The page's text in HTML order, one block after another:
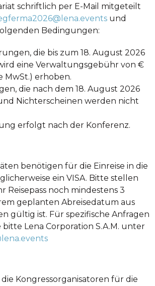
schriftlich per E-Mail mitgeteilt
und
Bedingungen:
die bis zum 18. August 2026
eine Verwaltungsgebühr von €
MwSt.) erhoben.
die nach dem 18. August 2026
Nichterscheinen werden nicht
erfolgt nach der Konferenz.
benötigen für die Einreise in die
ein VISA. Bitte stellen
Reisepass noch mindestens 3
geplanten Abreisedatum aus
gültig ist. Für spezifische Anfragen
bitte Lena Corporation S.A.M. unter
Kongressorganisatoren für die